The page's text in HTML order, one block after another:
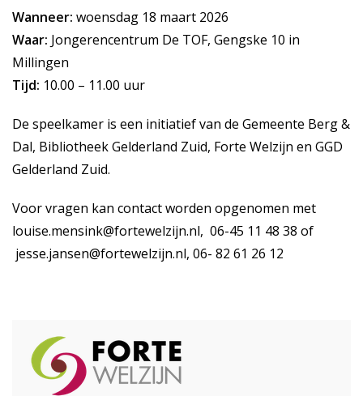
Wanneer: woensdag 18 maart 2026
Waar: Jongerencentrum De TOF, Gengske 10 in
Millingen
Tijd: 10.00 – 11.00 uur
De speelkamer is een initiatief van de Gemeente Berg &
Dal, Bibliotheek Gelderland Zuid, Forte Welzijn en GGD
Gelderland Zuid.
Voor vragen kan contact worden opgenomen met
louise.mensink@fortewelzijn.nl, 06-45 11 48 38 of
jesse.jansen@fortewelzijn.nl, 06- 82 61 26 12